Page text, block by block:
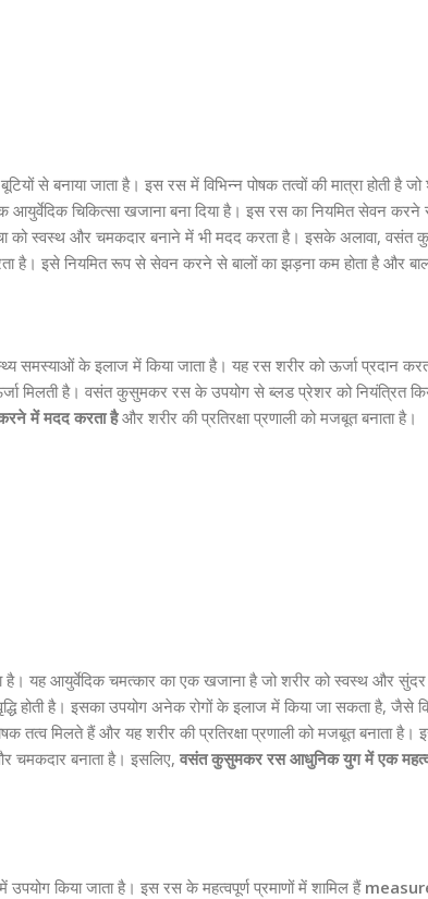
से बनाया जाता है। इस रस में विभिन्न पोषक तत्वों की मात्रा होती है
चिकित्सा खजाना बना दिया है। इस रस का नियमित सेवन करने
को स्वस्थ और चमकदार बनाने में भी मदद करता है। इसके अलावा,
है। इसे नियमित रूप से सेवन करने से बालों का झड़ना कम होता है और
समस्याओं के इलाज में किया जाता है। यह रस शरीर को ऊर्जा प्रदान
मिलती है। वसंत कुसुमकर रस के उपयोग से ब्लड प्रेशर को नियंत्रित
करने में मदद करता हैऔर शरीर की प्रतिरक्षा प्रणाली को मजबूत बनाता है।
है। यह आयुर्वेदिक चमत्कार का एक खजाना है जो शरीर को स्वस्थ और
होती है। इसका उपयोग अनेक रोगों के इलाज में किया जा सकता है, जैसे
मिलते हैं और यह शरीर की प्रतिरक्षा प्रणाली को मजबूत बनाता
चमकदार बनाता है। इसलिए, वसंत कुसुमकर रस आधुनिक युग में एक
किया जाता है। इस रस के महत्वपूर्ण प्रमाणों में शामिल हैं